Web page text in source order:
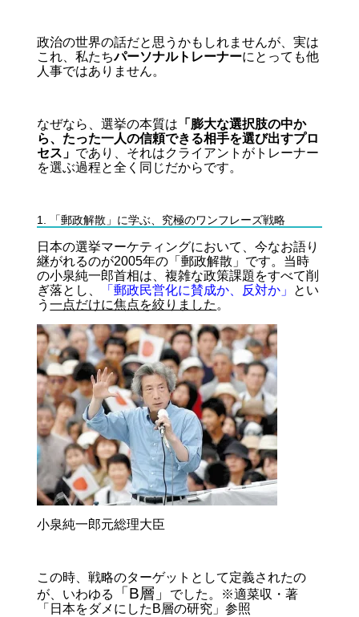
政治の世界の話だと思うかもしれませんが、実は
これ、私たちパーソナルトレーナーにとっても他
人事ではありません。
なぜなら、選挙の本質は 「膨大な選択肢の中か
ら、たった一人の信頼できる相手を選び出すプロ
セス」 であり、それはクライアントがトレーナー
を選ぶ過程と全く同じだからです。
1. 「郵政解散」に学ぶ、究極のワンフレーズ戦略
日本の選挙マーケティングにおいて、今なお語り
継がれるのが2005年の「郵政解散」です。当時
の小泉純一郎首相は、複雑な政策課題をすべて削
ぎ落とし、
「郵政民営化に賛成か、反対か」 とい
う一点だけに焦点を絞りました。
小泉純一郎元総理大臣
この時、戦略のターゲットとして定義されたの
が、いわゆる
「B層」
でした。※適菜収・著
「日本をダメにしたB層の研究」参照